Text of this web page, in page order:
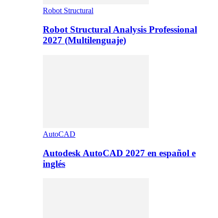
Robot Structural
Robot Structural Analysis Professional
2027 (Multilenguaje)
AutoCAD
Autodesk AutoCAD 2027 en español e
inglés